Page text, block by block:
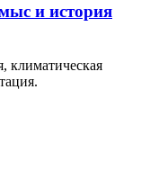
и история
климатическая